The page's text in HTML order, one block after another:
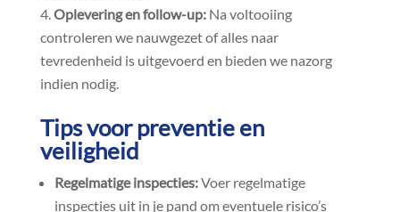
Oplevering en follow-up:Na voltooiing
controleren we nauwgezet of alles naar
tevredenheid is uitgevoerd en bieden we nazorg
indien nodig.​
Tips voor preventie en
veiligheid
Regelmatige inspecties:Voer regelmatige
inspecties uit in je pand om eventuele risico’s